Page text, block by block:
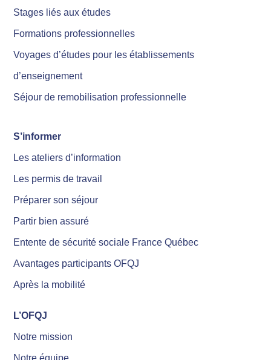
Stages liés aux études
Formations professionnelles
Voyages d’études pour les établissements
d’enseignement
Séjour de remobilisation professionnelle
S’informer
Les ateliers d’information
Les permis de travail
Préparer son séjour
Partir bien assuré
Entente de sécurité sociale France Québec
Avantages participants OFQJ
Après la mobilité
L’OFQJ
Notre mission
Notre équipe